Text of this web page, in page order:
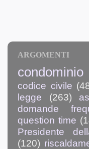
ARGOMENTI
condominio
codice civile
legge
(263)
domande
question time
Presidente
(120)